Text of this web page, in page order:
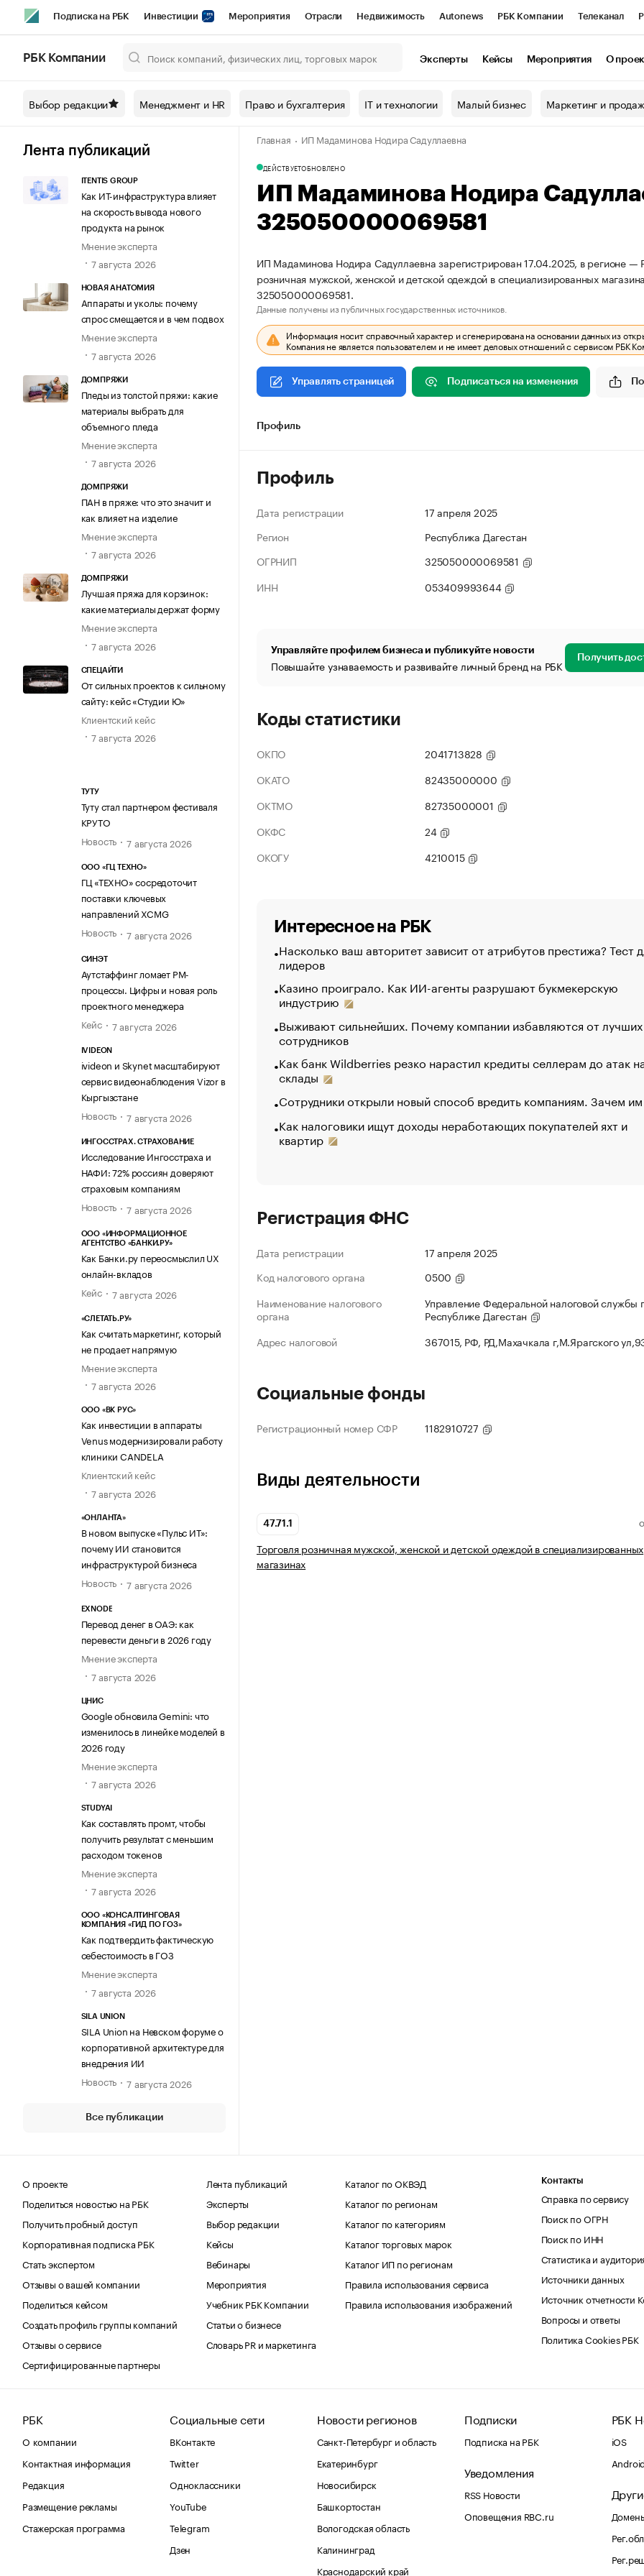
Подписка на РБК Инвестиции Мероприятия Отрасли Недвижимость Autonews РБК Компании Телеканал
Спецпроекты СПб Конференции СПб Спецпроекты Проверка контрагентов
Технологии и медиа Рынок наличной валюты
РБК Компании Эксперты Кейсы Мероприятия О
Выбор редакции Менеджмент и HR Право и бухгалтерия IT и технологии Малый бизнес Маркетинг и
Лента публикаций
ITENTIS GROUP
Как ИТ-инфраструктура влияет
на скорость вывода нового
продукта на рынок
Мнение эксперта
7 августа 2026
НОВАЯ АНАТОМИЯ
Аппараты и уколы: почему
спрос смещается и в чем подвох
Мнение эксперта
7 августа 2026
ДОМПРЯЖИ
Пледы из толстой пряжи: какие
материалы выбрать для
объемного пледа
Мнение эксперта
7 августа 2026
ДОМПРЯЖИ
ПАН в пряже: что это значит и
как влияет на изделие
Мнение эксперта
7 августа 2026
ДОМПРЯЖИ
Лучшая пряжа для корзинок:
какие материалы держат форму
Мнение эксперта
7 августа 2026
СПЕЦАЙТИ
От сильных проектов к сильному
сайту: кейс «Студии Ю»
Клиентский кейс
7 августа 2026
ТУТУ
Туту стал партнером фестиваля
КРУТО
Новость
7 августа 2026
ООО «ГЦ ТЕХНО»
ГЦ «ТЕХНО» сосредоточит
поставки ключевых
направлений XCMG
Новость
7 августа 2026
СИНЭТ
Аутстаффинг ломает PM-
процессы. Цифры и новая роль
проектного менеджера
Кейс
7 августа 2026
IVIDEON
ivideon и Skynet масштабируют
сервис видеонаблюдения Vizor в
Кыргызстане
Новость
7 августа 2026
ИНГОССТРАХ. СТРАХОВАНИЕ
Исследование Ингосстраха и
НАФИ: 72% россиян доверяют
страховым компаниям
Новость
7 августа 2026
ООО «ИНФОРМАЦИОННОЕ
АГЕНТСТВО «БАНКИ.РУ»
Как Банки.ру переосмыслил UX
онлайн-вкладов
Кейс
7 августа 2026
«СЛЕТАТЬ.РУ»
Как считать маркетинг, который
не продает напрямую
Мнение эксперта
7 августа 2026
ООО «ВК РУС»
Как инвестиции в аппараты
Venus модернизировали работу
клиники CANDELA
Клиентский кейс
7 августа 2026
«ОНЛАНТА»
В новом выпуске «Пульс ИТ»:
почему ИИ становится
инфраструктурой бизнеса
Новость
7 августа 2026
EXNODE
Перевод денег в ОАЭ: как
перевести деньги в 2026 году
Мнение эксперта
7 августа 2026
ЦНИС
Google обновила Gemini: что
изменилось в линейке моделей в
2026 году
Мнение эксперта
7 августа 2026
STUDYAI
Как составлять промт, чтобы
получить результат с меньшим
расходом токенов
Мнение эксперта
7 августа 2026
ООО «КОНСАЛТИНГОВАЯ
КОМПАНИЯ «ГИД ПО ГОЗ»
Как подтвердить фактическую
себестоимость в ГОЗ
Мнение эксперта
7 августа 2026
SILA UNION
SILA Union на Невском форуме о
корпоративной архитектуре для
внедрения ИИ
Новость
7 августа 2026
Все публикации
Главная ИП Мадаминова Нодира Садуллаевна
ДЕЙСТВУЕТОБНОВЛЕНО
ИП Мадаминова Нодира
325050000069581
ИП Мадаминова Нодира Садуллаевна зарегистрирован 17.04.2025, в регионе —
розничная мужской, женской и детской одеждой в специализированных
325050000069581.
Данные получены из публичных государственных источников.
Информация носит справочный характер и сгенерирована на основании данных из
Компания не является пользователем и не имеет деловых отношений с сервисом РБК
Управлять страницей Подписаться на изменения
Профиль
Профиль
Дата регистрации
17 апреля 2025
Регион
Республика Дагестан
ОГРНИП
325050000069581
ИНН
053409993644
Управляйте профилем бизнеса и публикуйте новости
Повышайте узнаваемость и развивайте личный бренд на РБК Получить
Коды статистики
ОКПО
2041713828
ОКАТО
82435000000
ОКТМО
82735000001
ОКФС
24
ОКОГУ
4210015
Интересное на РБК
Насколько ваш авторитет зависит от атрибутов престижа? Тест
лидеров
Казино проиграло. Как ИИ-агенты разрушают букмекерскую
индустрию
Выживают сильнейших. Почему компании избавляются от лучших
сотрудников
Как банк Wildberries резко нарастил кредиты селлерам до атак
склады
Сотрудники открыли новый способ вредить компаниям. Зачем
Как налоговики ищут доходы неработающих покупателей яхт и
квартир
Регистрация ФНС
Дата регистрации
17 апреля 2025
Код налогового органа
0500
Наименование налогового
органа
Управление Федеральной налоговой службы
Республике Дагестан
Адрес налоговой
367015, РФ, РД,Махачкала г,М.Ярагского
Социальные фонды
Регистрационный номер СФР 1182910727
Виды деятельности
47.71.1
Торговля розничная мужской, женской и детской одеждой в специализированных
магазинах
О проекте
Поделиться новостью на РБК
Получить пробный доступ
Корпоративная подписка РБК
Стать экспертом
Отзывы о вашей компании
Поделиться кейсом
Создать профиль группы компаний
Отзывы о сервисе
Сертифицированные партнеры
Лента публикаций
Эксперты
Выбор редакции
Кейсы
Вебинары
Мероприятия
Учебник РБК Компании
Статьи о бизнесе
Словарь PR и маркетинга
Каталог по ОКВЭД
Каталог по регионам
Каталог по категориям
Каталог торговых марок
Каталог ИП по регионам
Правила использования сервиса
Правила использования изображений
Контакты
Справка по сервису
Поиск по ОГРН
Поиск по ИНН
Статистика и
Источники данных
Источник отчетности
Вопросы и ответы
Политика Cookies РБК
РБК
О компании
Контактная информация
Редакция
Размещение рекламы
Стажерская программа
Социальные сети
ВКонтакте
Twitter
Одноклассники
YouTube
Telegram
Дзен
Новости регионов
Санкт-Петербург и область
Екатеринбург
Новосибирск
Башкортостан
Вологодская область
Калининград
Краснодарский край
Подписки
Подписка на РБК
Уведомления
RSS Новости
Оповещения RBC.ru
РБК
iOS